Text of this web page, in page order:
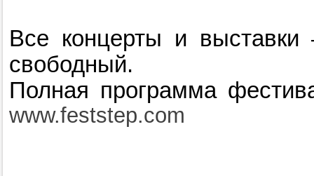
Все концерты и выставки
свободный.
Полная программа
www.feststep.com